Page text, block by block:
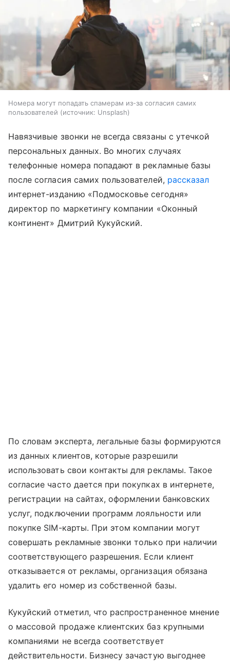
Номера могут попадать спамерам из-за согласия самих
пользователей
источник: Unsplash
Навязчивые звонки не всегда связаны с утечкой
персональных данных. Во многих случаях
телефонные номера попадают в рекламные базы
после согласия самих пользователей, рассказал
интернет-изданию «Подмосковье сегодня»
директор по маркетингу компании «Оконный
континент» Дмитрий Кукуйский.
По словам эксперта, легальные базы формируются
из данных клиентов, которые разрешили
использовать свои контакты для рекламы. Такое
согласие часто дается при покупках в интернете,
регистрации на сайтах, оформлении банковских
услуг, подключении программ лояльности или
покупке SIM-карты. При этом компании могут
совершать рекламные звонки только при наличии
соответствующего разрешения. Если клиент
отказывается от рекламы, организация обязана
удалить его номер из собственной базы.
Кукуйский отметил, что распространенное мнение
о массовой продаже клиентских баз крупными
компаниями не всегда соответствует
действительности. Бизнесу зачастую выгоднее